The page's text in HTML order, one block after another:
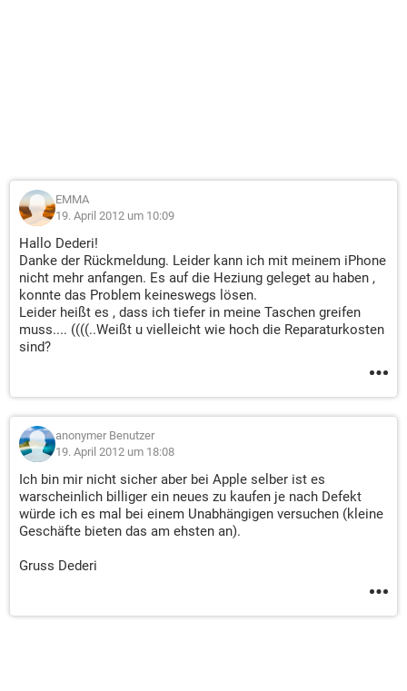
EMMA
19. April 2012 um 10:09
Hallo Dederi!
Danke der Rückmeldung. Leider kann ich mit meinem iPhone
nicht mehr anfangen. Es auf die Heziung geleget au haben ,
konnte das Problem keineswegs lösen.
Leider heißt es , dass ich tiefer in meine Taschen greifen
muss.... ((((..Weißt u vielleicht wie hoch die Reparaturkosten
sind?
anonymer Benutzer
19. April 2012 um 18:08
Ich bin mir nicht sicher aber bei Apple selber ist es
warscheinlich billiger ein neues zu kaufen je nach Defekt
würde ich es mal bei einem Unabhängigen versuchen (kleine
Geschäfte bieten das am ehsten an).
Gruss Dederi